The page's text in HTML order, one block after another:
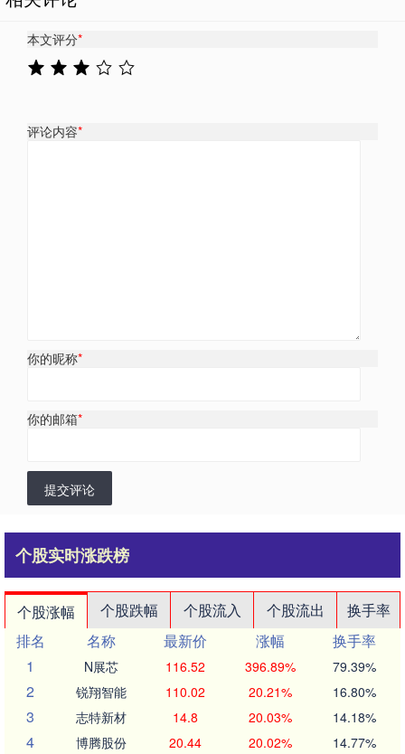
本文评分*
评论内容*
你的昵称*
你的邮箱*
提交评论
个股实时涨跌榜
个股涨幅 个股跌幅 个股流入 个股流出
换手率
排名
名称 最新价 涨幅
换手率
1
N展芯 116.52 396.89% 79.39%
2 锐翔智能 110.02 20.21% 16.80%
3 志特新材 14.8 20.03% 14.18%
4 博腾股份 20.44 20.02% 14.77%